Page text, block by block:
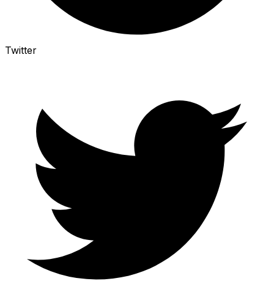
Twitter